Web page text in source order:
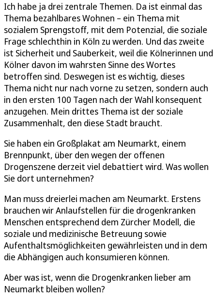
Ich habe ja drei zentrale Themen. Da ist einmal das
Thema bezahlbares Wohnen – ein Thema mit
sozialem Sprengstoff, mit dem Potenzial, die soziale
Frage schlechthin in Köln zu werden. Und das zweite
ist Sicherheit und Sauberkeit, weil die Kölnerinnen und
Kölner davon im wahrsten Sinne des Wortes
betroffen sind. Deswegen ist es wichtig, dieses
Thema nicht nur nach vorne zu setzen, sondern auch
in den ersten 100 Tagen nach der Wahl konsequent
anzugehen. Mein drittes Thema ist der soziale
Zusammenhalt, den diese Stadt braucht.
Sie haben ein Großplakat am Neumarkt, einem
Brennpunkt, über den wegen der offenen
Drogenszene derzeit viel debattiert wird. Was wollen
Sie dort unternehmen?
Man muss dreierlei machen am Neumarkt. Erstens
brauchen wir Anlaufstellen für die drogenkranken
Menschen entsprechend dem Zürcher Modell, die
soziale und medizinische Betreuung sowie
Aufenthaltsmöglichkeiten gewährleisten und in dem
die Abhängigen auch konsumieren können.
Aber was ist, wenn die Drogenkranken lieber am
Neumarkt bleiben wollen?